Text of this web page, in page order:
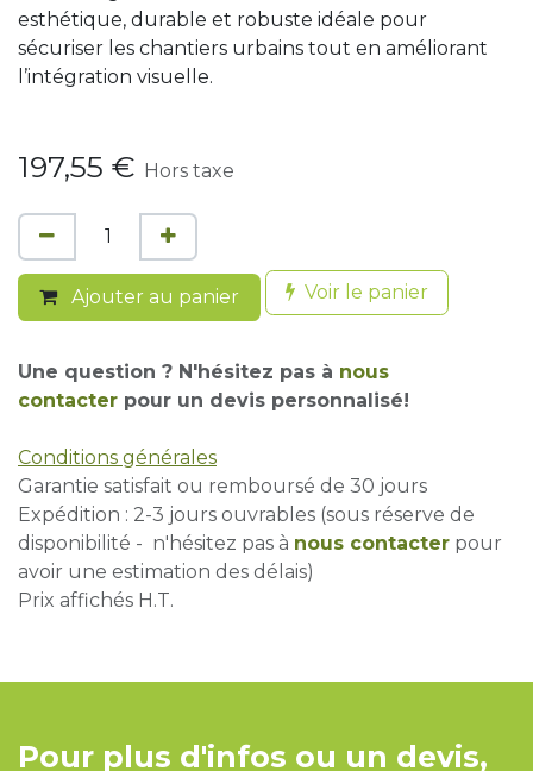
esthétique, durable et robuste idéale pour
sécuriser les chantiers urbains tout en améliorant
l’intégration visuelle.
197,55 € Hors taxe
Ajouter au panier Voir le panier
Une question ? N'hésitez pas à nous
contacter pour un devis personnalisé!
Conditions générales
Garantie satisfait ou remboursé de 30 jours
Expédition : 2-3 jours ouvrables (sous réserve de
disponibilité - n'hésitez pas à nous contacter pour
avoir une estimation des délais)
Prix affichés H.T.
Pour plus d'infos ou un devis,